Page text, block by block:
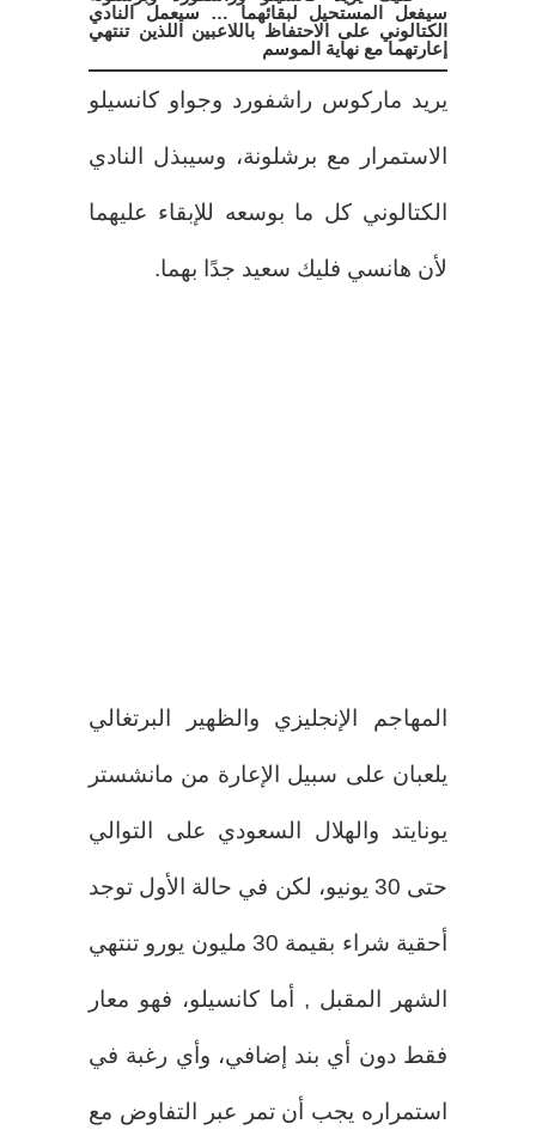
سيفعل المستحيل لبقائهما … سيعمل النادي
الكتالوني على الاحتفاظ باللاعبين اللذين تنتهي
إعارتهما مع نهاية الموسم
يريد ماركوس راشفورد وجواو كانسيلو
الاستمرار مع برشلونة، وسيبذل النادي
الكتالوني كل ما بوسعه للإبقاء عليهما
لأن هانسي فليك سعيد جدًا بهما.
المهاجم الإنجليزي والظهير البرتغالي
يلعبان على سبيل الإعارة من مانشستر
يونايتد والهلال السعودي على التوالي
حتى 30 يونيو، لكن في حالة الأول توجد
أحقية شراء بقيمة 30 مليون يورو تنتهي
الشهر المقبل , أما كانسيلو، فهو معار
فقط دون أي بند إضافي، وأي رغبة في
استمراره يجب أن تمر عبر التفاوض مع